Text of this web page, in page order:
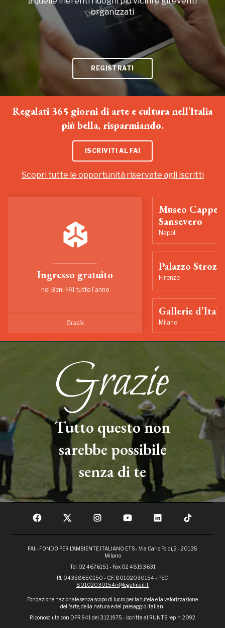
organizzati
REGISTRATI
Regalati 365 giorni di arte e cultura nell'Italia
più bella, risparmiando.
ISCRIVITI AL FAI
Scopri tutte le opportunità riservate agli iscritti
Ingresso gratuito
nei Beni FAI tutto l'anno
Gratis
Museo
Sansevero
Napoli
Palazzo Strozzi
Firenze
Gallerie
Milano
Tutto questo non
sarebbe possibile
senza di te
FAI - FONDO PER L'AMBIENTE ITALIANO ETS - Via Carlo Foldi, 2 - 20135
Milano
Tel. 02 4676151 - Fax 02 48193631
P.I.: 04358650150 - C.F.: 80102030154 - PEC:
80102030154ri@legalmail.it
Fondazione nazionale senza scopo di lucro per la tutela e la valorizzazione
dell'arte, della natura e del paesaggio italiani.
Riconosciuta con DPR 941 del 3.12.1975 - Iscritta al RUNTS rep. n. 2092